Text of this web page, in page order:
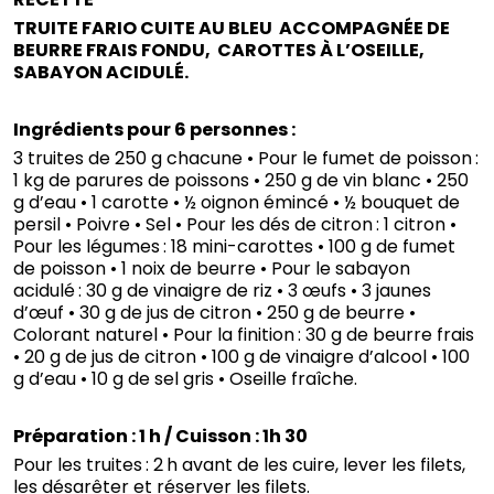
TRUITE FARIO CUITE AU BLEU ACCOMPAGNÉE DE
BEURRE FRAIS FONDU, CAROTTES À L’OSEILLE,
SABAYON ACIDULÉ.
Ingrédients pour 6 personnes :
3 truites de 250 g chacune • Pour le fumet de poisson :
1 kg de parures de poissons • 250 g de vin blanc • 250
g d’eau • 1 carotte • ½ oignon émincé • ½ bouquet de
persil • Poivre • Sel • Pour les dés de citron : 1 citron •
Pour les légumes : 18 mini-carottes • 100 g de fumet
de poisson • 1 noix de beurre • Pour le sabayon
acidulé : 30 g de vinaigre de riz • 3 œufs • 3 jaunes
d’œuf • 30 g de jus de citron • 250 g de beurre •
Colorant naturel • Pour la finition : 30 g de beurre frais
• 20 g de jus de citron • 100 g de vinaigre d’alcool • 100
g d’eau • 10 g de sel gris • Oseille fraîche.
Préparation : 1 h / Cuisson : 1h 30
Pour les truites : 2 h avant de les cuire, lever les filets,
les désarêter et réserver les filets.